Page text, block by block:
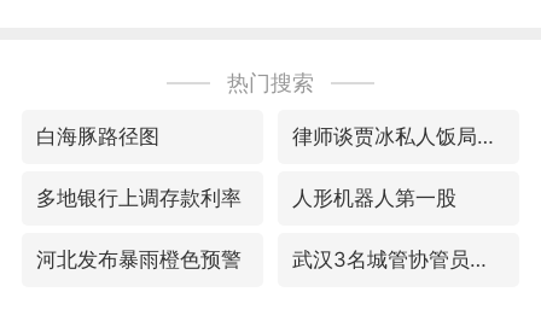
热门搜索
白海豚路径图 律师谈贾冰私人饭局被偷拍
多地银行上调存款利率 人形机器人第一股
河北发布暴雨橙色预警 武汉3名城管协管员殴打摊主被刑拘